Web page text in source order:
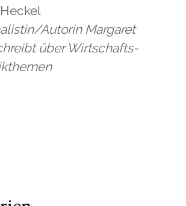
Autorin Margaret
über Wirtschafts-